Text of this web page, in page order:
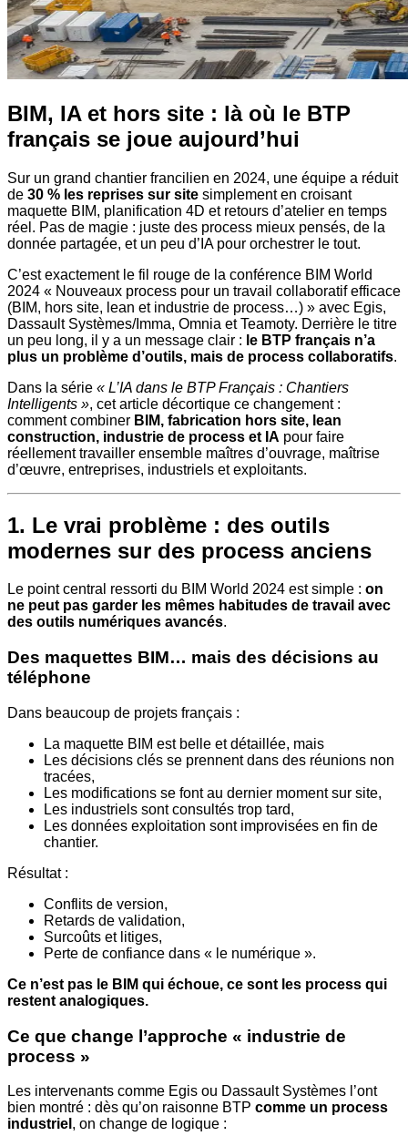
BIM, IA et hors site : là où le BTP
français se joue aujourd’hui
Sur un grand chantier francilien en 2024, une équipe a réduit
de 30 % les reprises sur site simplement en croisant
maquette BIM, planification 4D et retours d’atelier en temps
réel. Pas de magie : juste des process mieux pensés, de la
donnée partagée, et un peu d’IA pour orchestrer le tout.
C’est exactement le fil rouge de la conférence BIM World
2024 « Nouveaux process pour un travail collaboratif efficace
(BIM, hors site, lean et industrie de process…) » avec Egis,
Dassault Systèmes/Imma, Omnia et Teamoty. Derrière le titre
un peu long, il y a un message clair : le BTP français n’a
plus un problème d’outils, mais de process collaboratifs.
Dans la série « L’IA dans le BTP Français : Chantiers
Intelligents », cet article décortique ce changement :
comment combiner BIM, fabrication hors site, lean
construction, industrie de process et IA pour faire
réellement travailler ensemble maîtres d’ouvrage, maîtrise
d’œuvre, entreprises, industriels et exploitants.
1. Le vrai problème : des outils
modernes sur des process anciens
Le point central ressorti du BIM World 2024 est simple : on
ne peut pas garder les mêmes habitudes de travail avec
des outils numériques avancés.
Des maquettes BIM… mais des décisions au
téléphone
Dans beaucoup de projets français :
La maquette BIM est belle et détaillée, mais
Les décisions clés se prennent dans des réunions non
tracées,
Les modifications se font au dernier moment sur site,
Les industriels sont consultés trop tard,
Les données exploitation sont improvisées en fin de
chantier.
Résultat :
Conflits de version,
Retards de validation,
Surcoûts et litiges,
Perte de confiance dans « le numérique ».
Ce n’est pas le BIM qui échoue, ce sont les process qui
restent analogiques.
Ce que change l’approche « industrie de
process »
Les intervenants comme Egis ou Dassault Systèmes l’ont
bien montré : dès qu’on raisonne BTP comme un process
industriel , on change de logique :